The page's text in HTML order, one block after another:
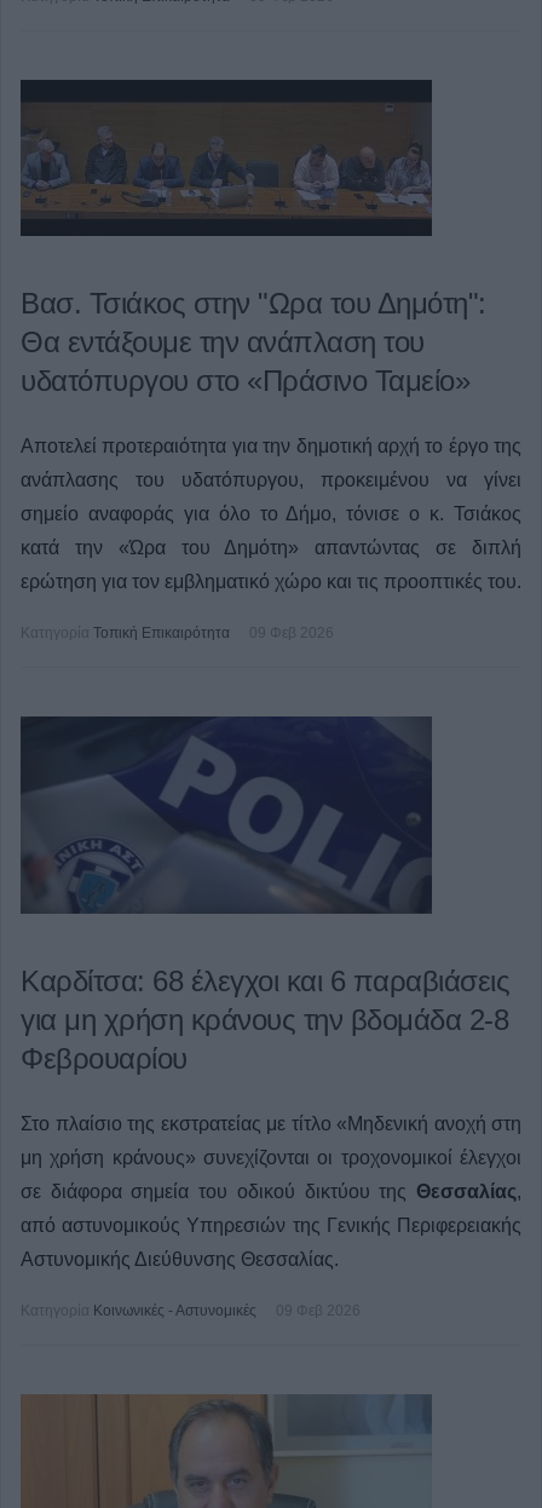
Βασ. Τσιάκος στην "Ωρα του Δημότη":
Θα εντάξουμε την ανάπλαση του
υδατόπυργου στο «Πράσινο Ταμείο»
Αποτελεί προτεραιότητα για την δημοτική αρχή το έργο της
ανάπλασης του υδατόπυργου, προκειμένου να γίνει
σημείο αναφοράς για όλο το Δήμο, τόνισε ο κ. Τσιάκος
κατά την «Ώρα του Δημότη» απαντώντας σε διπλή
ερώτηση για τον εμβληματικό χώρο και τις προοπτικές του.
Κατηγορία Τοπική Επικαιρότητα 09 Φεβ 2026
Καρδίτσα: 68 έλεγχοι και 6 παραβιάσεις
για μη χρήση κράνους την βδομάδα 2-8
Φεβρουαρίου
Στο πλαίσιο της εκστρατείας με τίτλο «Μηδενική ανοχή στη
μη χρήση κράνους» συνεχίζονται οι τροχονομικοί έλεγχοι
σε διάφορα σημεία του οδικού δικτύου της Θεσσαλίας,
από αστυνομικούς Υπηρεσιών της Γενικής Περιφερειακής
Αστυνομικής Διεύθυνσης Θεσσαλίας.
Κατηγορία Κοινωνικές - Αστυνομικές 09 Φεβ 2026